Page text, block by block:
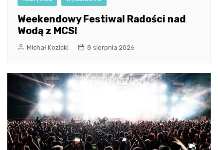
Weekendowy Festiwal Radości nad
Wodą z MCS!
Michał Kozicki 8 sierpnia 2026